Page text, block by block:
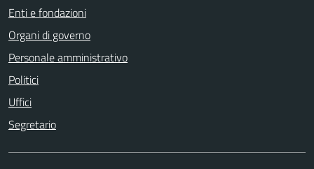
Enti e fondazioni
Organi di governo
Personale amministrativo
Politici
Uffici
Segretario